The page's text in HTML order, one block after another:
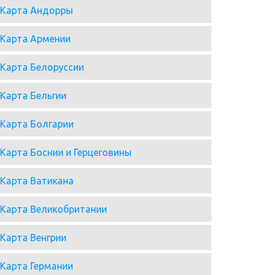
Карта Андорры
Карта Армении
Карта Белоруссии
Карта Бельгии
Карта Болгарии
Карта Боснии и Герцеговины
Карта Ватикана
Карта Великобритании
Карта Венгрии
Карта Германии